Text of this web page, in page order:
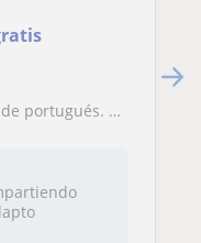
Nivel nativo